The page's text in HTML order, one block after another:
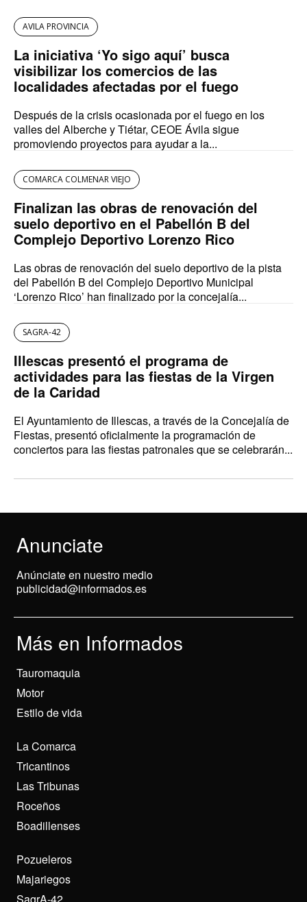
AVILA PROVINCIA
La iniciativa ‘Yo sigo aquí’ busca
visibilizar los comercios de las
localidades afectadas por el fuego
Después de la crisis ocasionada por el fuego en los
valles del Alberche y Tiétar, CEOE Ávila sigue
promoviendo proyectos para ayudar a la...
COMARCA COLMENAR VIEJO
Finalizan las obras de renovación del
suelo deportivo en el Pabellón B del
Complejo Deportivo Lorenzo Rico
Las obras de renovación del suelo deportivo de la pista
del Pabellón B del Complejo Deportivo Municipal
‘Lorenzo Rico’ han finalizado por la concejalía...
SAGRA-42
Illescas presentó el programa de
actividades para las fiestas de la Virgen
de la Caridad
El Ayuntamiento de Illescas, a través de la Concejalía de
Fiestas, presentó oficialmente la programación de
conciertos para las fiestas patronales que se celebrarán...
Anunciate
Anúnciate en nuestro medio
publicidad@informados.es
Más en Informados
Tauromaquia
Motor
Estilo de vida
La Comarca
Tricantinos
Las Tribunas
Roceños
Boadillenses
Pozueleros
Majariegos